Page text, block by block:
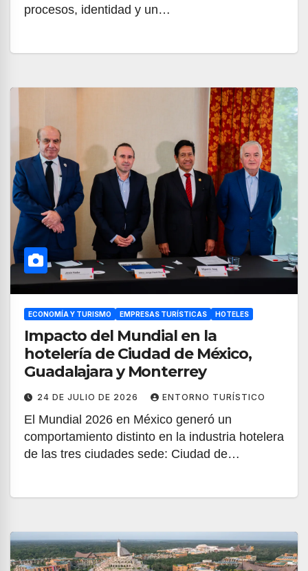
procesos, identidad y un…
ECONOMÍA Y TURISMO EMPRESAS TURÍSTICAS HOTELES
Impacto del Mundial en la
hotelería de Ciudad de México,
Guadalajara y Monterrey
24 DE JULIO DE 2026 ENTORNO TURÍSTICO
El Mundial 2026 en México generó un
comportamiento distinto en la industria hotelera
de las tres ciudades sede: Ciudad de…